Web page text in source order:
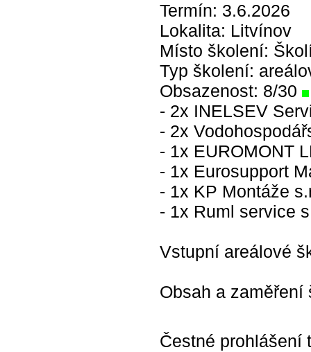
Termín: 3.6.2026
Lokalita: Litvínov
Místo školení:
Typ školení:
Obsazenost: 8/30
- 2x INELSEV
- 2x
- 1x EUROMONT
- 1x Eurosupport
- 1x KP Montáže
- 1x Ruml service
Vstupní areálové
Obsah a zaměření
Čestné prohlášení